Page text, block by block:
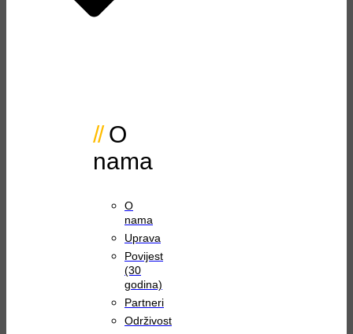
O
nama
O
nama
Uprava
Povijest
(30
godina)
Partneri
Održivost